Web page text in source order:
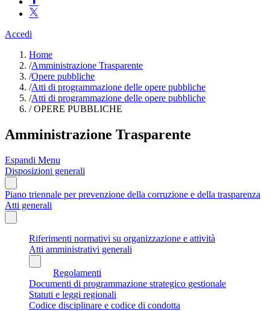
Accedi
Home
/Amministrazione Trasparente
/Opere pubbliche
/Atti di programmazione delle opere pubbliche
/Atti di programmazione delle opere pubbliche
/OPERE PUBBLICHE
Amministrazione Trasparente
Espandi Menu
Disposizioni generali
Piano triennale per prevenzione della corruzione e della trasparenza
Atti generali
Riferimenti normativi su organizzazione e attività
Atti amministrativi generali
Regolamenti
Documenti di programmazione strategico gestionale
Statuti e leggi regionali
Codice disciplinare e codice di condotta